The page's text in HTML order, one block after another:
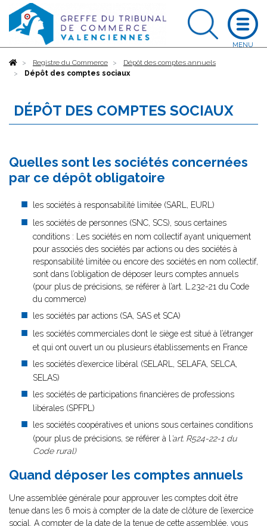
AccueilRegistre du Commerce
Dépôt des comptes annuels
Dépôt des comptes sociaux
DÉPÔT DES COMPTES SOCIAUX
Quelles sont les sociétés concernées
par ce dépôt obligatoire
les sociétés à responsabilité limitée (SARL, EURL)
les sociétés de personnes (SNC, SCS), sous certaines
conditions : Les sociétés en nom collectif ayant uniquement
pour associés des sociétés par actions ou des sociétés à
responsabilité limitée ou encore des sociétés en nom collectif,
sont dans l’obligation de déposer leurs comptes annuels
(pour plus de précisions, se référer à l’art. L.232-21 du Code
du commerce)
les sociétés par actions (SA, SAS et SCA)
les sociétés commerciales dont le siège est situé à l’étranger
et qui ont ouvert un ou plusieurs établissements en France
les sociétés d’exercice libéral (SELARL, SELAFA, SELCA,
SELAS)
les sociétés de participations financières de professions
libérales (SPFPL)
les sociétés coopératives et unions sous certaines conditions
(pour plus de précisions, se référer à l
’art. R524-22-1 du
Code rural)
Quand déposer les comptes annuels
Une assemblée générale pour approuver les comptes doit être
tenue dans les 6 mois à compter de la date de clôture de l’exercice
social. A compter de la date de la tenue de cette assemblée, vous